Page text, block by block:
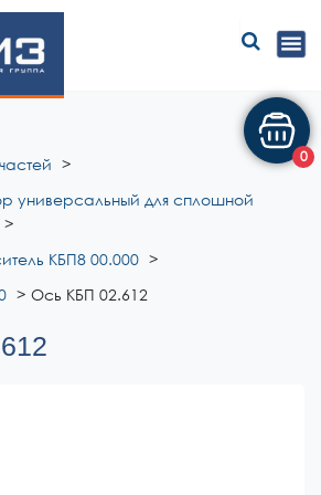
универсальный для сплошной
КБП8 00.000
Ось КБП 02.612
0